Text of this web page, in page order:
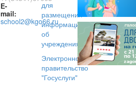
E-
mail:
school2@kgo66.ru
для
размещения
информации
об
учреждениях
Электронное
правительство
"Госуслуги"